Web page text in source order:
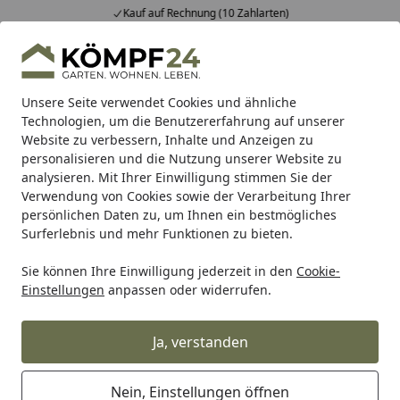
Unsere Seite verwendet Cookies und ähnliche
Technologien, um die Benutzererfahrung auf unserer
Website zu verbessern, Inhalte und Anzeigen zu
personalisieren und die Nutzung unserer Website zu
analysieren. Mit Ihrer Einwilligung stimmen Sie der
Verwendung von Cookies sowie der Verarbeitung Ihrer
persönlichen Daten zu, um Ihnen ein bestmögliches
Surferlebnis und mehr Funktionen zu bieten.
Sie können Ihre Einwilligung jederzeit in den Cookie-
Einstellungen anpassen oder widerrufen.
Ja, verstanden
Nein, Einstellungen öffnen
Kauf auf Rechnung (10 Zahlarten)
Alle Produkte
Mein Konto
Suchen
Startseite
Bravat Bravat Zubehör Bravat Zubehör für Glashalter
Bravat Zubehör für Glashalter
Ihre Artikelübersicht
Kategorien
Filter / Sortierung
7 Artikel gefunden